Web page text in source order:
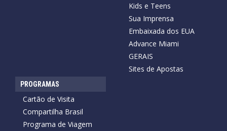
Kids e Teens
Sua Imprensa
Embaixada dos EUA
Advance Miami
GERAIS
Sites de Apostas
PROGRAMAS
Cartão de Visita
Compartilha Brasil
Programa de Viagem